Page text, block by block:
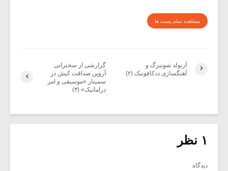
مشاهده تمام پست ها
گزارشی از سخنرانی
آروین صداقت کیش در
سمینار «موسیقی و امر
دراماتیک» (۳)
آرنولد شونبرگ و
آهنگسازی ددکافونیک (۲)
۱ نظر
دیدگاه